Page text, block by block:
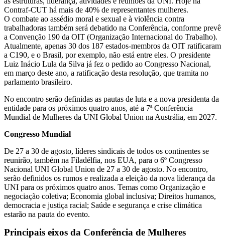
Contraf-CUT há mais de 40% de representantes mulheres.
O combate ao assédio moral e sexual e à violência contra
trabalhadoras também será debatido na Conferência, conforme prevê
a Convenção 190 da OIT (Organização Internacional do Trabalho).
Atualmente, apenas 30 dos 187 estados-membros da OIT ratificaram
a C190, e o Brasil, por exemplo, não está entre eles. O presidente
Luiz Inácio Lula da Silva já fez o pedido ao Congresso Nacional,
em março deste ano, a ratificação desta resolução, que tramita no
parlamento brasileiro.
No encontro serão definidas as pautas de luta e a nova presidenta da
entidade para os próximos quatro anos, até a 7ª Conferência
Mundial de Mulheres da UNI Global Union na Austrália, em 2027.
Congresso Mundial
De 27 a 30 de agosto, líderes sindicais de todos os continentes se
reunirão, também na Filadélfia, nos EUA, para o 6º Congresso
Nacional UNI Global Union de 27 a 30 de agosto. No encontro,
serão definidos os rumos e realizada a eleição da nova liderança da
UNI para os próximos quatro anos. Temas como Organização e
negociação coletiva; Economia global inclusiva; Direitos humanos,
democracia e justiça racial; Saúde e segurança e crise climática
estarão na pauta do evento.
Principais eixos da Conferência de Mulheres